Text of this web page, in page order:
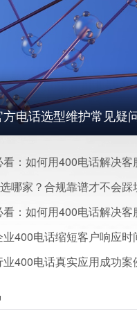
电话选型维护常见疑
哪家？合规靠谱才不会踩